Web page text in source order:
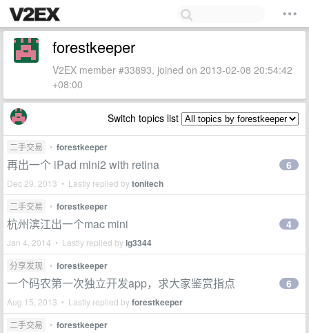
forestkeeper
V2EX member #33893, joined on 2013-02-08 20:54:42
+08:00
Switch topics list
二手交易 • forestkeeper
再出一个 iPad mini2 with retina
Dec 29, 2013 • Lastly replied bytonitech
6
二手交易 • forestkeeper
杭州滨江出一个mac mini
Jan 4, 2014 • Lastly replied bylg3344
4
分享发现 • forestkeeper
一个码农第一次独立开发app，求大家鉴赏指点
Aug 15, 2013 • Lastly replied byforestkeeper
6
二手交易 • forestkeeper